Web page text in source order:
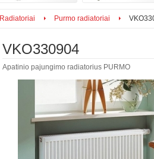
Radiatoriai Purmo radiatoriai
VKO330904
Apatinio pajungimo radiatorius PURMO